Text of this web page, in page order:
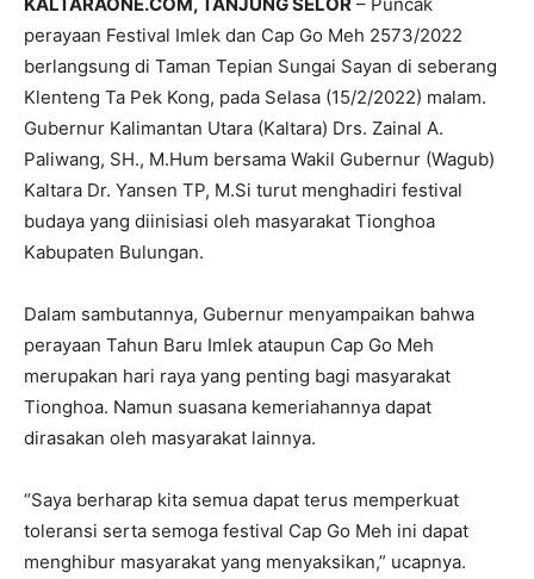
KALTARAONE.COM, TANJUNG SELOR – Puncak
perayaan Festival Imlek dan Cap Go Meh 2573/2022
berlangsung di Taman Tepian Sungai Sayan di seberang
Klenteng Ta Pek Kong, pada Selasa (15/2/2022) malam.
Gubernur Kalimantan Utara (Kaltara) Drs. Zainal A.
Paliwang, SH., M.Hum bersama Wakil Gubernur (Wagub)
Kaltara Dr. Yansen TP, M.Si turut menghadiri festival
budaya yang diinisiasi oleh masyarakat Tionghoa
Kabupaten Bulungan.
Dalam sambutannya, Gubernur menyampaikan bahwa
perayaan Tahun Baru Imlek ataupun Cap Go Meh
merupakan hari raya yang penting bagi masyarakat
Tionghoa. Namun suasana kemeriahannya dapat
dirasakan oleh masyarakat lainnya.
“Saya berharap kita semua dapat terus memperkuat
toleransi serta semoga festival Cap Go Meh ini dapat
menghibur masyarakat yang menyaksikan,” ucapnya.